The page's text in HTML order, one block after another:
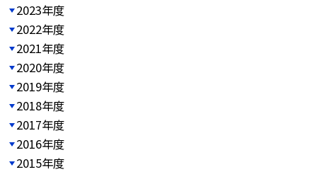
2023年度
2022年度
2021年度
2020年度
2019年度
2018年度
2017年度
2016年度
2015年度